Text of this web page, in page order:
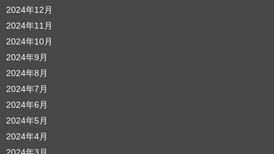
2024年12月
2024年11月
2024年10月
2024年9月
2024年8月
2024年7月
2024年6月
2024年5月
2024年4月